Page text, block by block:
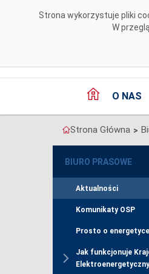
Strona wykorzystuje pliki
W
O NAS
Strona Główna >
BIURO PRASOWE
Aktualności
Komunikaty OSP
Prosto o energetyce
Jak funkcjonuje